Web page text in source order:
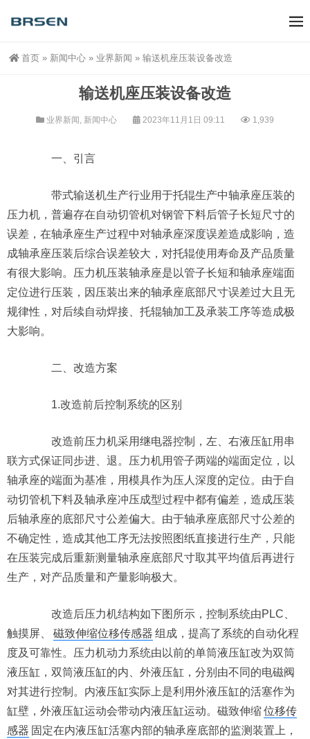
首页 » 新闻中心 » 业界新闻 » 输送机座压装设备改造
输送机座压装设备改造
业界新闻 , 新闻中心 2023年11月1日 09:11 1,939
一、引言
带式输送机生产行业用于托辊生产中轴承座压装的
压力机，普遍存在自动切管机对钢管下料后管子长短尺寸的
误差，在轴承座生产过程中对轴承座深度误差造成影响，造
成轴承座压装后综合误差较大，对托辊使用寿命及产品质量
有很大影响。压力机压装轴承座是以管子长短和轴承座端面
定位进行压装，因压装出来的轴承座底部尺寸误差过大且无
规律性，对后续自动焊接、托辊轴加工及承装工序等造成极
大影响。
二、改造方案
1.改造前后控制系统的区别
改造前压力机采用继电器控制，左、右液压缸用串
联方式保证同步进、退。压力机用管子两端的端面定位，以
轴承座的端面为基准，用模具作为压人深度的定位。由于自
动切管机下料及轴承座冲压成型过程中都有偏差，造成压装
后轴承座的底部尺寸公差偏大。由于轴承座底部尺寸公差的
不确定性，造成其他工序无法按照图纸直接进行生产，只能
在压装完成后重新测量轴承座底部尺寸取其平均值后再进行
生产，对产品质量和产量影响极大。
改造后压力机结构如下图所示，控制系统由PLC、
触摸屏、
磁致伸缩位移传感器 组成，提高了系统的自动化程
度及可靠性。压力机动力系统由以前的单筒液压缸改为双筒
液压缸，双筒液压缸的内、外液压缸，分别由不同的电磁阀
对其进行控制。内液压缸实际上是利用外液压缸的活塞作为
缸壁，外液压缸运动会带动内液压缸运动。磁致伸缩位移传
感器 固定在内液压缸活塞内部的轴承座底部的监测装置上，